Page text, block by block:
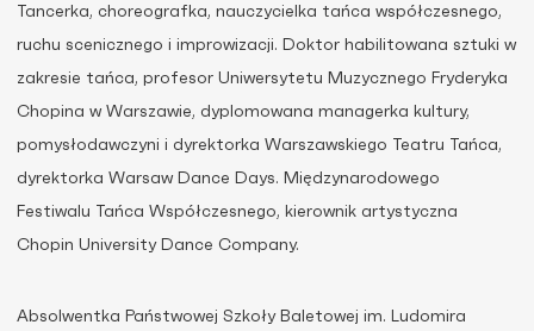
Tancerka, choreografka, nauczycielka tańca współczesnego,
ruchu scenicznego i improwizacji. Doktor habilitowana sztuki w
zakresie tańca, profesor Uniwersytetu Muzycznego Fryderyka
Chopina w Warszawie, dyplomowana managerka kultury,
pomysłodawczyni i dyrektorka Warszawskiego Teatru Tańca,
dyrektorka Warsaw Dance Days. Międzynarodowego
Festiwalu Tańca Współczesnego, kierownik artystyczna
Chopin University Dance Company.
Absolwentka Państwowej Szkoły Baletowej im. Ludomira